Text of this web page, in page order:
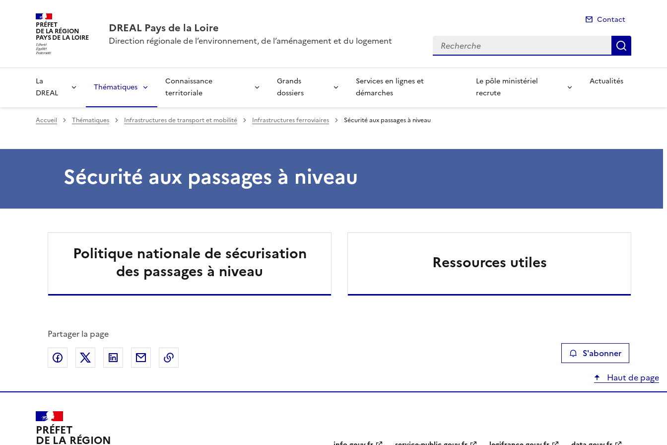
PRÉFET
DE LA RÉGION
PAYS DE LA LOIRE
DREAL Pays de la Loire
Direction régionale de l’environnement, de l’aménagement et du logement
Contact
Recherche
La
DREAL
Thématiques
Connaissance
territoriale
Grands
dossiers
Services en lignes et
démarches
Le pôle ministériel
recrute
Actualités
Accueil Thématiques Infrastructures de transport et mobilité Infrastructures ferroviaires Sécurité aux passages à niveau
Sécurité aux passages à niveau
Politique nationale de sécurisation
des passages à niveau
Ressources utiles
Partager la page
Partager sur Facebook
Partager sur XPartager sur LinkedIn
Partager par email S'abonner
Haut de page
PRÉFET
DE LA RÉGION